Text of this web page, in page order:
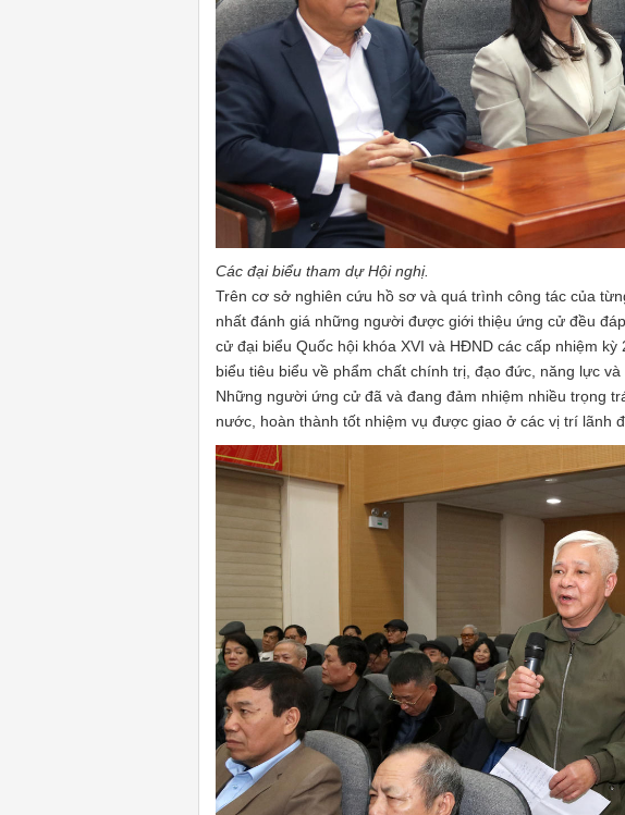
Các đại biểu tham dự Hội nghị.
Trên cơ sở nghiên cứu hồ sơ và quá trình công tác của
nhất đánh giá những người được giới thiệu ứng cử đều
cử đại biểu Quốc hội khóa XVI và HĐND các cấp nhiệm kỳ
biểu tiêu biểu về phẩm chất chính trị, đạo đức, năng lực và
Những người ứng cử đã và đang đảm nhiệm nhiều trọng
nước, hoàn thành tốt nhiệm vụ được giao ở các vị trí lãnh